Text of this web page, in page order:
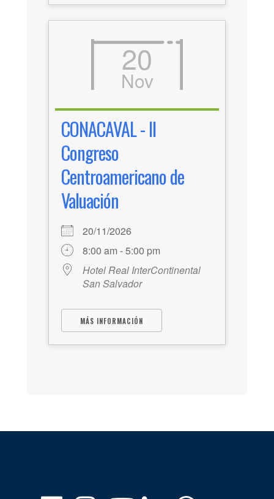
20
Nov
CONACAVAL - II
Congreso
Centroamericano de
Valuación
20/11/2026
8:00 am - 5:00 pm
Hotel Real InterContinental
San Salvador
MÁS INFORMACIÓN